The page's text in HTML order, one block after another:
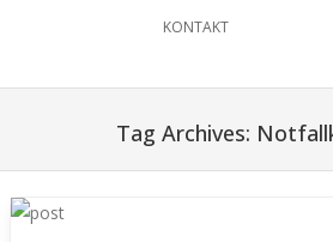
KONTAKT
Tag Archives: